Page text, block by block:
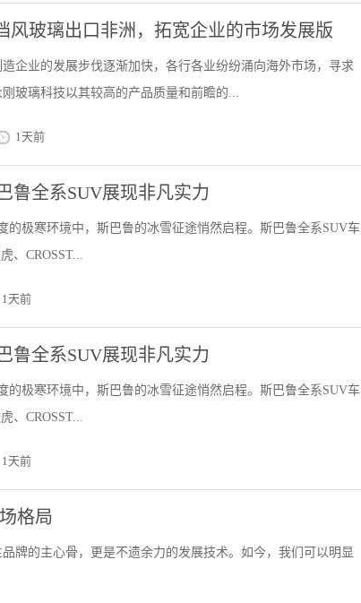
风玻璃出口非洲，拓宽企业的市场发展版
企业的发展步伐逐渐加快，各行各业纷纷涌向海外市场，寻求
玻璃科技以其较高的产品质量和前瞻的...
1天前
鲁全系SUV展现非凡实力
的极寒环境中，斯巴鲁的冰雪征途悄然启程。斯巴鲁全系SUV车
、CROSST...
1天前
鲁全系SUV展现非凡实力
的极寒环境中，斯巴鲁的冰雪征途悄然启程。斯巴鲁全系SUV车
、CROSST...
1天前
格局
牌的主心骨，更是不遗余力的发展技术。如今，我们可以明显